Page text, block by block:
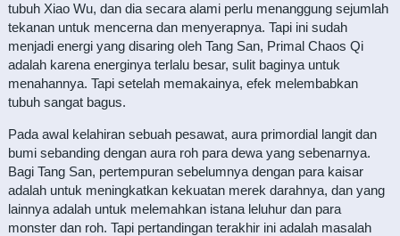
tubuh Xiao Wu, dan dia secara alami perlu menanggung sejumlah
tekanan untuk mencerna dan menyerapnya. Tapi ini sudah
menjadi energi yang disaring oleh Tang San, Primal Chaos Qi
adalah karena energinya terlalu besar, sulit baginya untuk
menahannya. Tapi setelah memakainya, efek melembabkan
tubuh sangat bagus.
Pada awal kelahiran sebuah pesawat, aura primordial langit dan
bumi sebanding dengan aura roh para dewa yang sebenarnya.
Bagi Tang San, pertempuran sebelumnya dengan para kaisar
adalah untuk meningkatkan kekuatan merek darahnya, dan yang
lainnya adalah untuk melemahkan istana leluhur dan para
monster dan roh. Tapi pertandingan terakhir ini adalah masalah